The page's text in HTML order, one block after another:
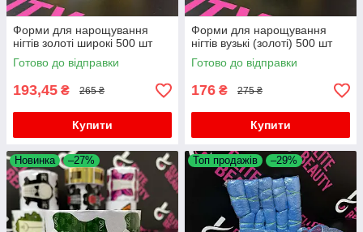
Форми для нарощування
нігтів золоті широкі 500 шт
Готово до відправки
193,45 ₴ 265 ₴
Купити
Форми для нарощування
нігтів вузькі (золоті) 500 шт
Готово до відправки
176 ₴ 275 ₴
Купити
Новинка –27% Топ продажів –29%